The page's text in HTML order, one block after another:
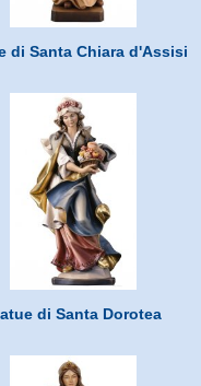
di Santa Chiara d'Assisi
di Santa Dorotea